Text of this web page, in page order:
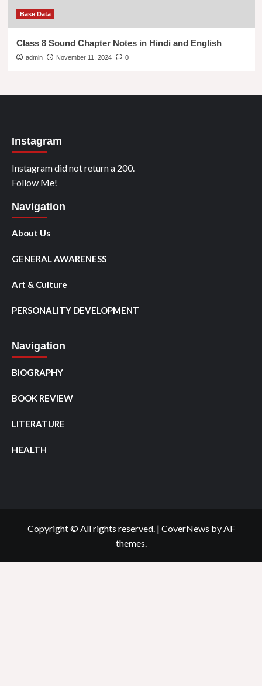
Base Data
Class 8 Sound Chapter Notes in Hindi and English
admin November 11, 2024 0
Instagram
Instagram did not return a 200.
Follow Me!
Navigation
About Us
GENERAL AWARENESS
Art & Culture
PERSONALITY DEVELOPMENT
Navigation
BIOGRAPHY
BOOK REVIEW
LITERATURE
HEALTH
Copyright © All rights reserved. | CoverNews by AF
themes.